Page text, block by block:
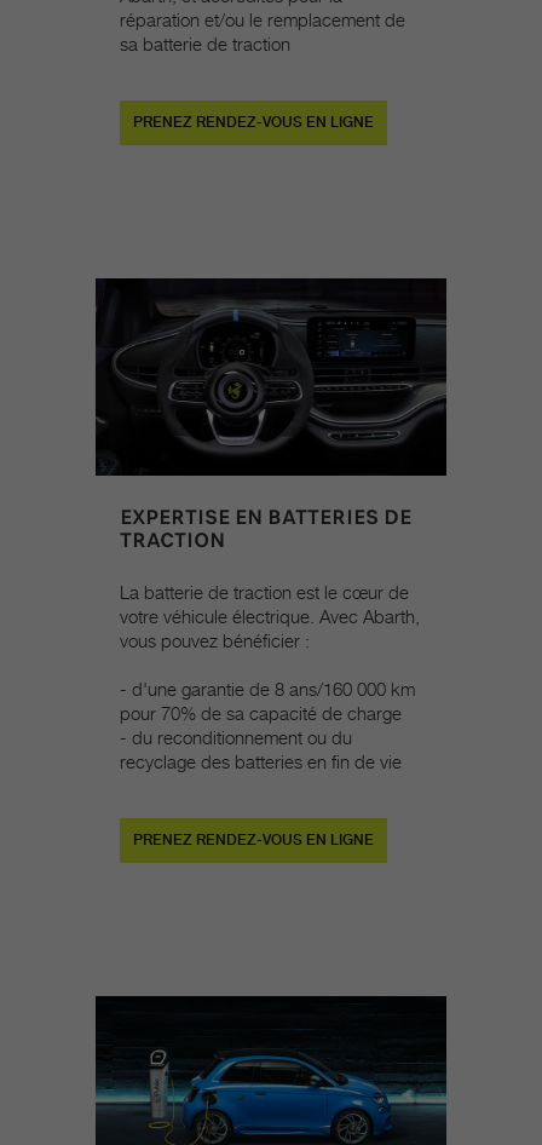
réparation et/ou le remplacement de
sa batterie de traction
PRENEZ RENDEZ-VOUS EN LIGNE
EXPERTISE EN BATTERIES DE
TRACTION
La batterie de traction est le cœur de
votre véhicule électrique. Avec Abarth,
vous pouvez bénéficier :
- d'une garantie de 8 ans/160 000 km
pour 70% de sa capacité de charge
- du reconditionnement ou du
recyclage des batteries en fin de vie​
PRENEZ RENDEZ-VOUS EN LIGNE